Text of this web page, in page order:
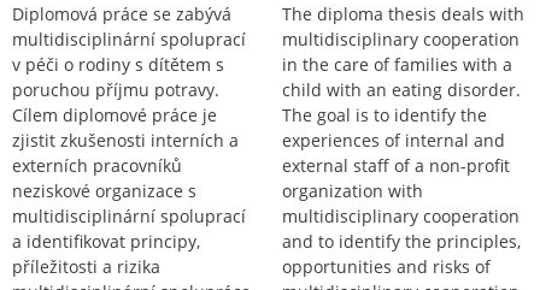
Diplomová práce se zabývá
multidisciplinární spoluprací
v péči o rodiny s dítětem s
poruchou příjmu potravy.
Cílem diplomové práce je
zjistit zkušenosti interních a
externích pracovníků
neziskové organizace s
multidisciplinární spoluprací
a identifikovat principy,
příležitosti a rizika
The diploma thesis deals with
multidisciplinary cooperation
in the care of families with a
child with an eating disorder.
The goal is to identify the
experiences of internal and
external staff of a non-profit
organization with
multidisciplinary cooperation
and to identify the principles,
opportunities and risks of